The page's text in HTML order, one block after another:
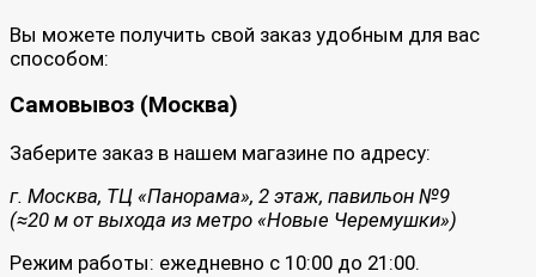
Вы можете получить свой заказ удобным для вас
способом:
Самовывоз (Москва)
Заберите заказ в нашем магазине по адресу:
г. Москва, ТЦ «Панорама», 2 этаж, павильон №9
(≈20 м от выхода из метро «Новые Черемушки»)
Режим работы: ежедневно с 10:00 до 21:00.